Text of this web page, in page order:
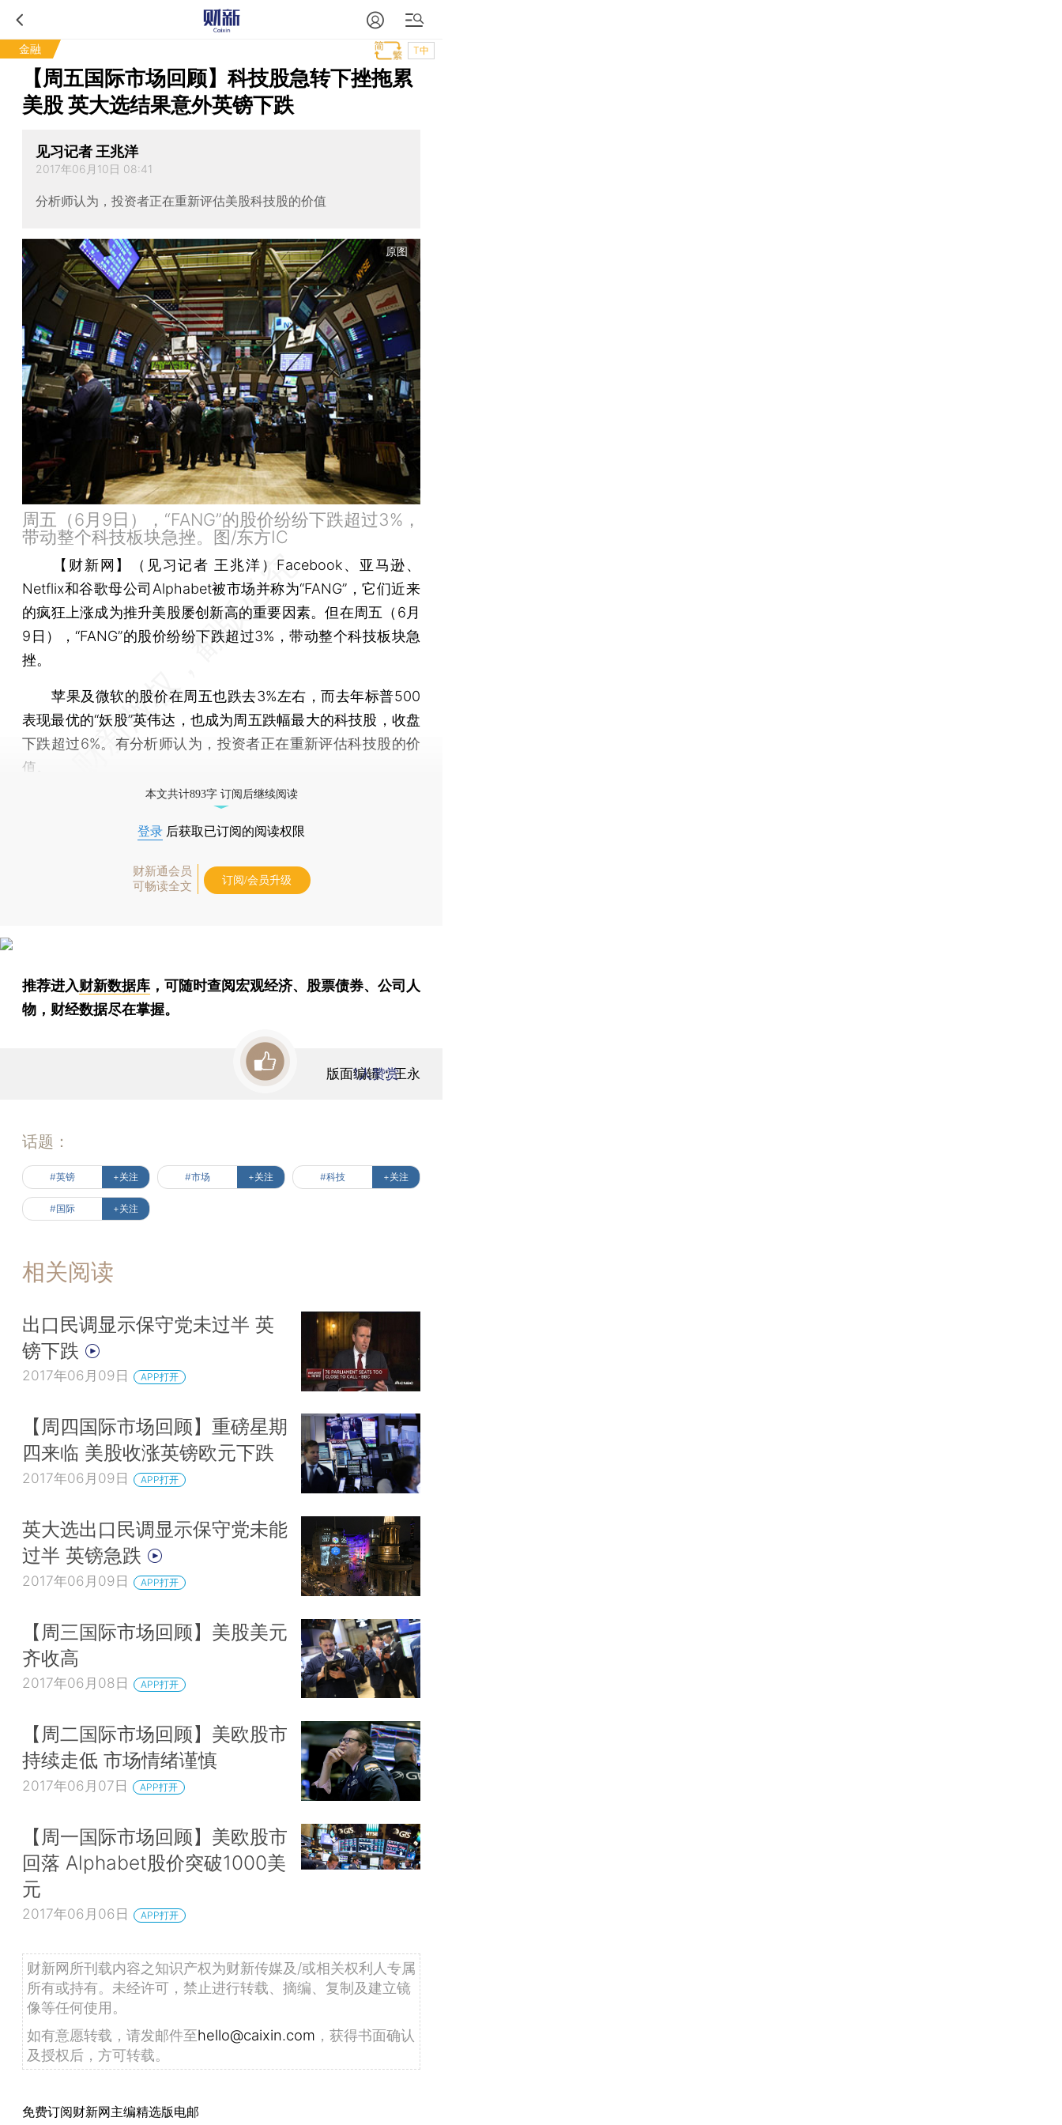
金融 T中
【周五国际市场回顾】科技股急转下挫拖累
美股 英大选结果意外英镑下跌
见习记者 王兆洋
2017年06月10日 08:41
分析师认为，投资者正在重新评估美股科技股的价值
原图
周五（6月9日），“FANG”的股价纷纷下跌超过3%，
带动整个科技板块急挫。图/东方IC
【财新网】（见习记者 王兆洋） Facebook、亚马逊、
Netflix和谷歌母公司Alphabet被市场并称为“FANG”，它们近来
的疯狂上涨成为推升美股屡创新高的重要因素。但在周五（6月
9日），“FANG”的股价纷纷下跌超过3%，带动整个科技板块急
挫。
苹果及微软的股价在周五也跌去3%左右，而去年标普500
表现最优的“妖股”英伟达，也成为周五跌幅最大的科技股，收盘
下跌超过6%。有分析师认为，投资者正在重新评估科技股的价
值。
本文共计893字 订阅后继续阅读
登录 后获取已订阅的阅读权限
财新通会员
可畅读全文
订阅/会员升级
推荐进入财新数据库 ，可随时查阅宏观经济、股票债券、公司人
物，财经数据尽在掌握。
版面编辑：王永
1人赞赏
话题：
#英镑 +关注 #市场 +关注 #科技 +关注
#国际 +关注
相关阅读
出口民调显示保守党未过半 英
镑下跌
2017年06月09日 APP打开
【周四国际市场回顾】重磅星期
四来临 美股收涨英镑欧元下跌
2017年06月09日 APP打开
英大选出口民调显示保守党未能
过半 英镑急跌
2017年06月09日 APP打开
【周三国际市场回顾】美股美元
齐收高
2017年06月08日 APP打开
【周二国际市场回顾】美欧股市
持续走低 市场情绪谨慎
2017年06月07日 APP打开
【周一国际市场回顾】美欧股市
回落 Alphabet股价突破1000美
元
2017年06月06日 APP打开
财新网所刊载内容之知识产权为财新传媒及/或相关权利人专属
所有或持有。未经许可，禁止进行转载、摘编、复制及建立镜
像等任何使用。
如有意愿转载，请发邮件至hello@caixin.com ，获得书面确认
及授权后，方可转载。
免费订阅财新网主编精选版电邮